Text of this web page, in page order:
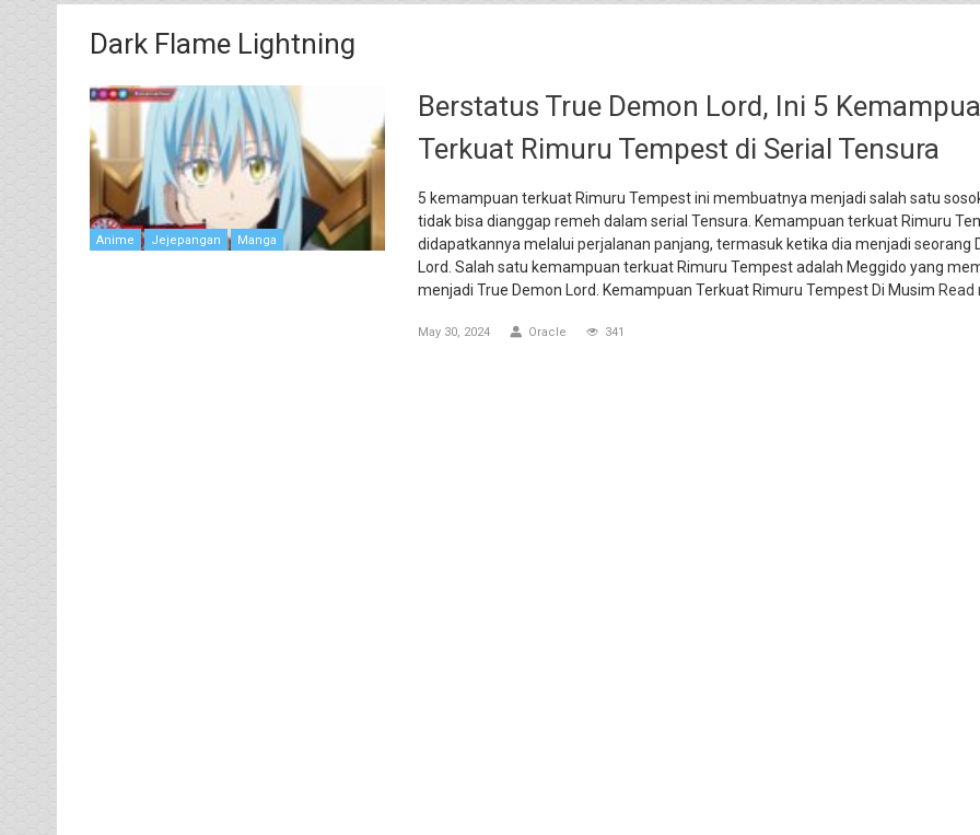
Dark Flame Lightning
Anime Jejepangan Manga
Berstatus True Demon Lord, Ini 5
Terkuat Rimuru Tempest di Serial Tensura
5 kemampuan terkuat Rimuru Tempest ini membuatnya menjadi salah satu
tidak bisa dianggap remeh dalam serial Tensura. Kemampuan terkuat Rimuru
didapatkannya melalui perjalanan panjang, termasuk ketika dia menjadi seorang
Lord. Salah satu kemampuan terkuat Rimuru Tempest adalah Meggido yang
menjadi True Demon Lord. Kemampuan Terkuat Rimuru Tempest Di Musim Read
May 30, 2024 Oracle 341